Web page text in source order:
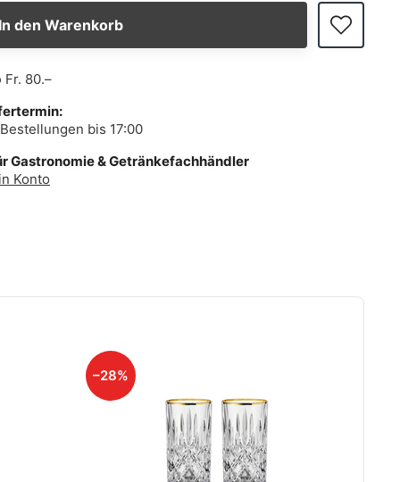
den Warenkorb
Fr. 80.–
bis 17:00
Gastronomie & Getränkefachhändler
Konto
–28%